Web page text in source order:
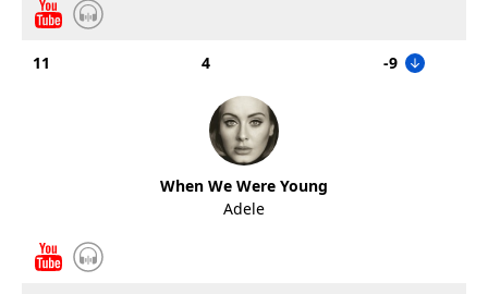
11 4 -9
When We Were Young
Adele